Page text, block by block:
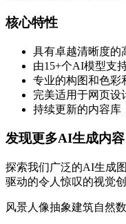
核心特性
具有卓越清晰度的
由15+个AI模型支
专业的构图和色彩
完美适用于网页设
持续更新的内容库
发现更多AI生成内容
探索我们广泛的AI生成
驱动的令人惊叹的视觉创
风景人像抽象建筑自然